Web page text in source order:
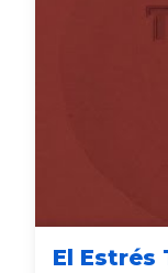
El Estrés